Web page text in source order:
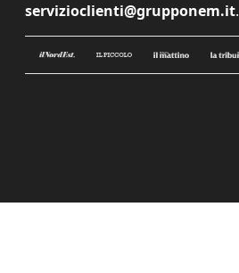
servizioclienti@grupponem.it.